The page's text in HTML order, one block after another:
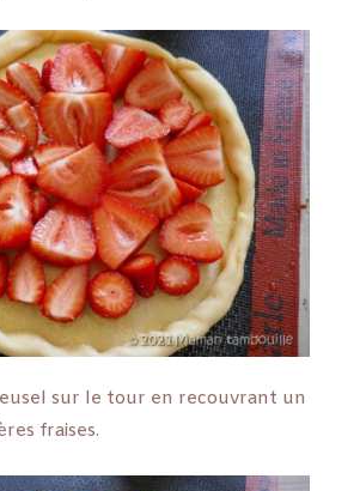
sur le tour en recouvrant un
fraises.